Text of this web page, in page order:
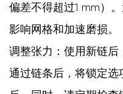
偏差不得超过1 mm）
影响网格和加速磨损。
调整张力：使用新链
通过链条后，将锁定选